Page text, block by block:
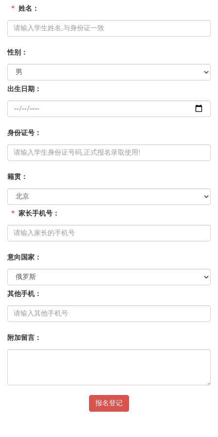
* 姓名：
性别：
出生日期：
身份证号：
籍贯：
* 家长手机号：
意向国家：
其他手机：
附加留言：